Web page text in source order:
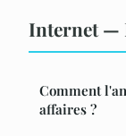
Internet —
Comment
affaires ?